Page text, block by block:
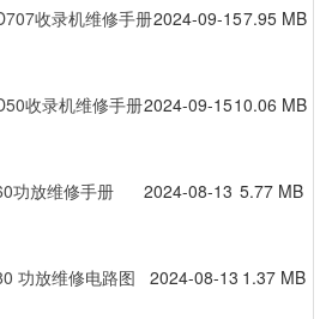
收录机维修手册2024-09-157.95 MB
收录机维修手册2024-09-1510.06 MB
功放维修手册 2024-08-13 5.77 MB
功放维修电路图 2024-08-13 1.37 MB